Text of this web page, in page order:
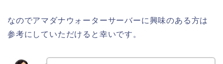
なのでアマダナウォーターサーバーに興味のある方は
参考にしていただけると幸いです。